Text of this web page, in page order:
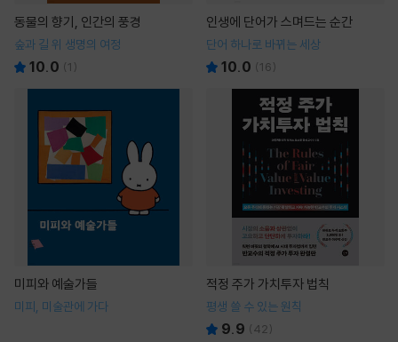
동물의 향기, 인간의 풍경
숲과 길 위 생명의 여정
10.0 (1 )
인생에 단어가 스며드는 순간
단어 하나로 바뀌는 세상
10.0 (16)
미피와 예술가들
미피, 미술관에 가다
적정 주가 가치투자 법칙
평생 쓸 수 있는 원칙
9.9 (42)